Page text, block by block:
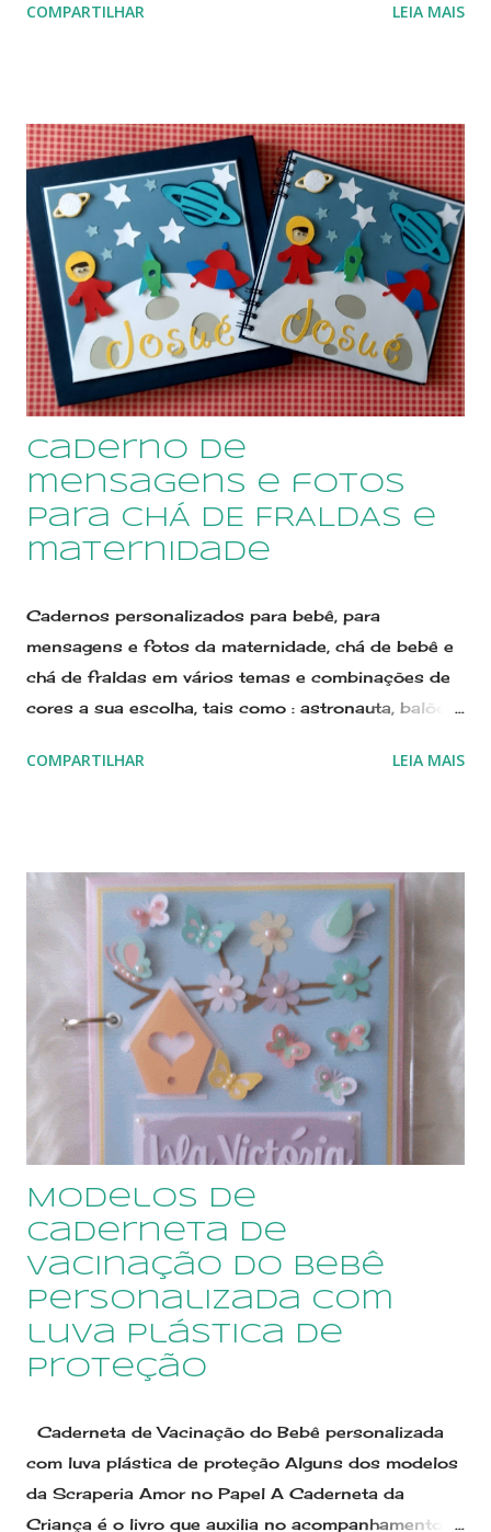
e nomes. Estamos no Elo7 desde 2011, e nestes
Amor no Papel Scraperia está
no Elo7 desde 2011, já c...
COMPARTILHAR LEIA MAIS
caderno de
mensagens e fotos
para CHÁ DE FRALDAS e
maternidade
Cadernos personalizados para bebê, para
mensagens e fotos da maternidade, chá de bebê e
chá de fraldas em vários temas e combinações de
cores a sua escolha, tais como : astronauta, balões,
príncipe, urso, marinheiro, urso marinheiro, urso
loja você encontrará avaliações das compradoras.
CLIQUE AQUI para ler depoimentos das nossas
clientes Estamos sempre lançando novos modelos,
confira em nossa loja on line, Para ver novos
modelos CLIQUE AQUI 🔽🔽 Quero ver todos os
Modelos Qualquer dúvida, envie um email para
sonimary.ribeiro@amornopapel.com Caso prefira,
envie uma mensagem por WhatsApp 21
979622774 ...
COMPARTILHAR LEIA MAIS
Modelos de
Caderneta de
Vacinação do Bebê
personalizada com
luva plástica de
proteção
Caderneta de Vacinação do Bebê personalizada
com luva plástica de proteção Alguns dos modelos
da Scraperia Amor no Papel A Caderneta da
Criança é o livro que auxilia no acompanhamento